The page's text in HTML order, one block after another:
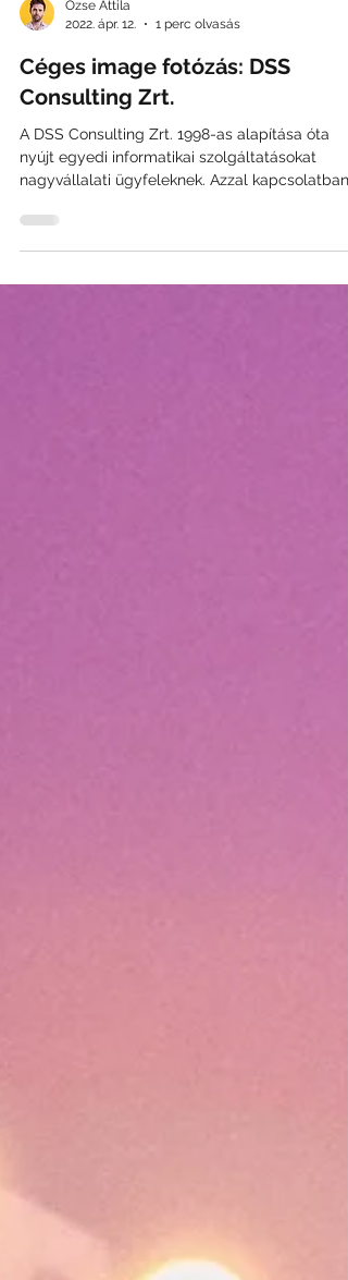
2022. ápr. 12.
1 perc olvasás
Céges image fotózás: DSS
Consulting Zrt.
A DSS Consulting Zrt. 1998-as alapítása óta
nyújt egyedi informatikai szolgáltatásokat
nagyvállalati ügyfeleknek. Azzal